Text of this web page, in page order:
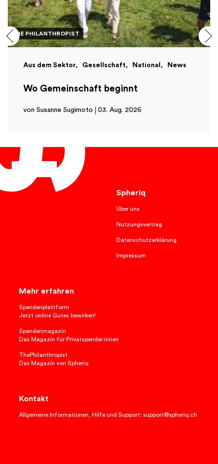
THE PHILANTHROPIST
Aus dem Sektor Gesellschaft National News
Wo Gemeinschaft beginnt
von Susanne Sugimoto 03. Aug. 2026
Spheriq
Über uns
Nutzungsvertrag
Datenschutzerklärung
Impressum
Mehr erfahren
Spendenplattform
Jetzt online Gutes bewirken!
Spendenmagazin
Das Magazin für Privatspender:innen
ThePhilanthropist
Das Magazin von Spheriq
Kontakt
Allgemeine Informationen, Hilfe und Support: support@spheriq.ch